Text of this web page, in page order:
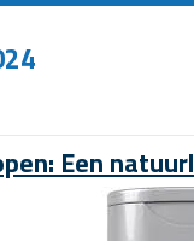
Een